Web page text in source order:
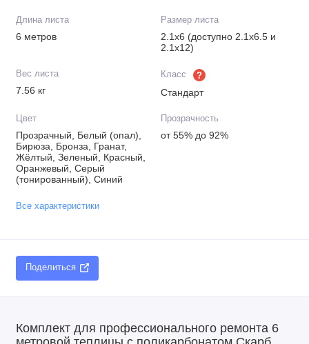
Длина листа
6 метров
Размер листа
2.1х6 (доступно 2.1х6.5 и
2.1х12)
Вес листа
7.56 кг
Класс
?
Стандарт
Цвет
Прозрачный, Белый (опал),
Бирюза, Бронза, Гранат,
Жёлтый, Зеленый, Красный,
Оранжевый, Серый
(тонированный), Синий
Прозрачность
от 55% до 92%
Все характеристики
Поделиться
Комплект для профессионального ремонта 6